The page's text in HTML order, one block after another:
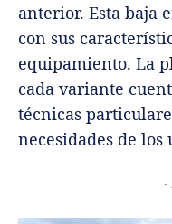
anterior. Esta baja
con sus
equipamiento. La
cada variante
técnicas
necesidades de los
-